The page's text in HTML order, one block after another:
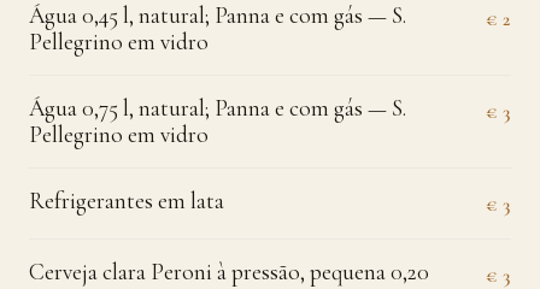
Água 0,45 l, natural; Panna e com gás — S.
Pellegrino em vidro
€ 2
Água 0,75 l, natural; Panna e com gás — S.
Pellegrino em vidro
€ 3
Refrigerantes em lata € 3
Cerveja clara Peroni à pressão, pequena 0,20 € 3